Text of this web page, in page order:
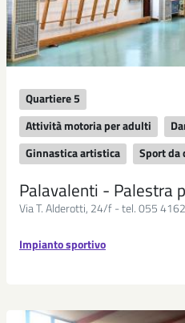
Quartiere 5
Attività motoria per adulti
Ginnastica artistica
Sport da
Palavalenti - Palestra
Via T. Alderotti, 24/f - tel. 055
Impianto sportivo